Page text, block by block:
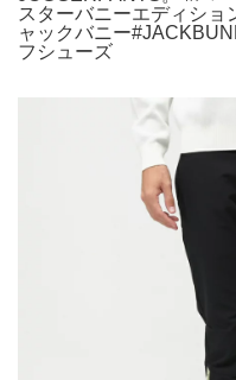
スターバニーエディシ
ャックバニー
フシューズ